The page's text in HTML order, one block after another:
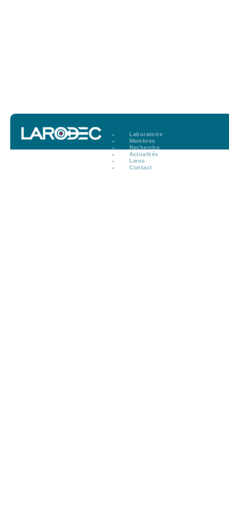
Laboratoire
Membres
Recherche
Actualités
Liens
Contact